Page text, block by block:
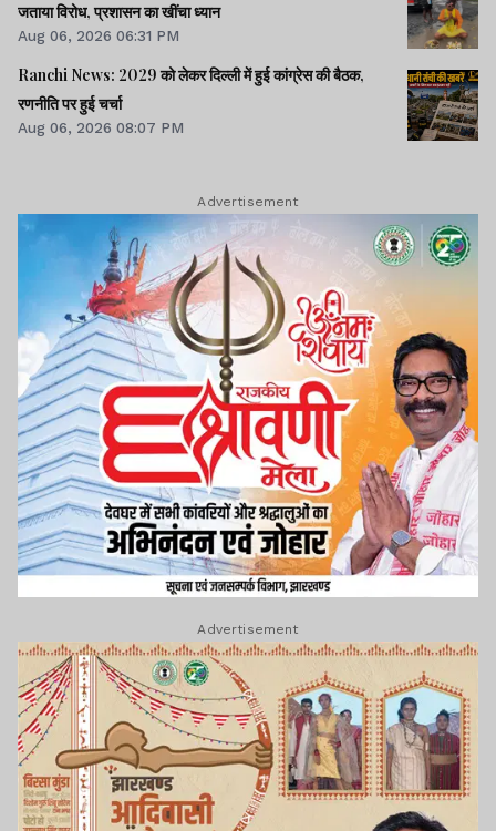
जताया विरोध, प्रशासन का खींचा ध्यान
Aug 06, 2026 06:31 PM
Ranchi News: 2029 को लेकर दिल्ली में हुई कांग्रेस की बैठक,
रणनीति पर हुई चर्चा
Aug 06, 2026 08:07 PM
Advertisement
Advertisement